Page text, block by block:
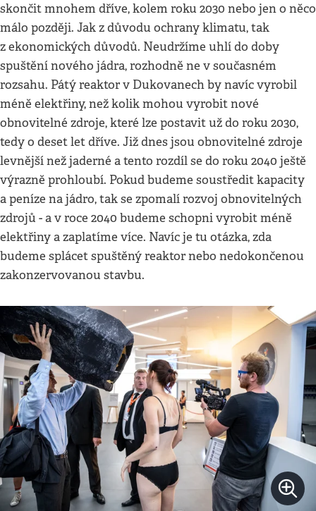
skončit mnohem dříve, kolem roku 2030 nebo jen o něco
málo později. Jak z důvodu ochrany klimatu, tak
z ekonomických důvodů. Neudržíme uhlí do doby
spuštění nového jádra, rozhodně ne v současném
rozsahu. Pátý reaktor v Dukovanech by navíc vyrobil
méně elektřiny, než kolik mohou vyrobit nové
obnovitelné zdroje, které lze postavit už do roku 2030,
tedy o deset let dříve. Již dnes jsou obnovitelné zdroje
levnější než jaderné a tento rozdíl se do roku 2040 ještě
výrazně prohloubí. Pokud budeme soustředit kapacity
a peníze na jádro, tak se zpomalí rozvoj obnovitelných
zdrojů - a v roce 2040 budeme schopni vyrobit méně
elektřiny a zaplatíme více. Navíc je tu otázka, zda
budeme splácet spuštěný reaktor nebo nedokončenou
zakonzervovanou stavbu.